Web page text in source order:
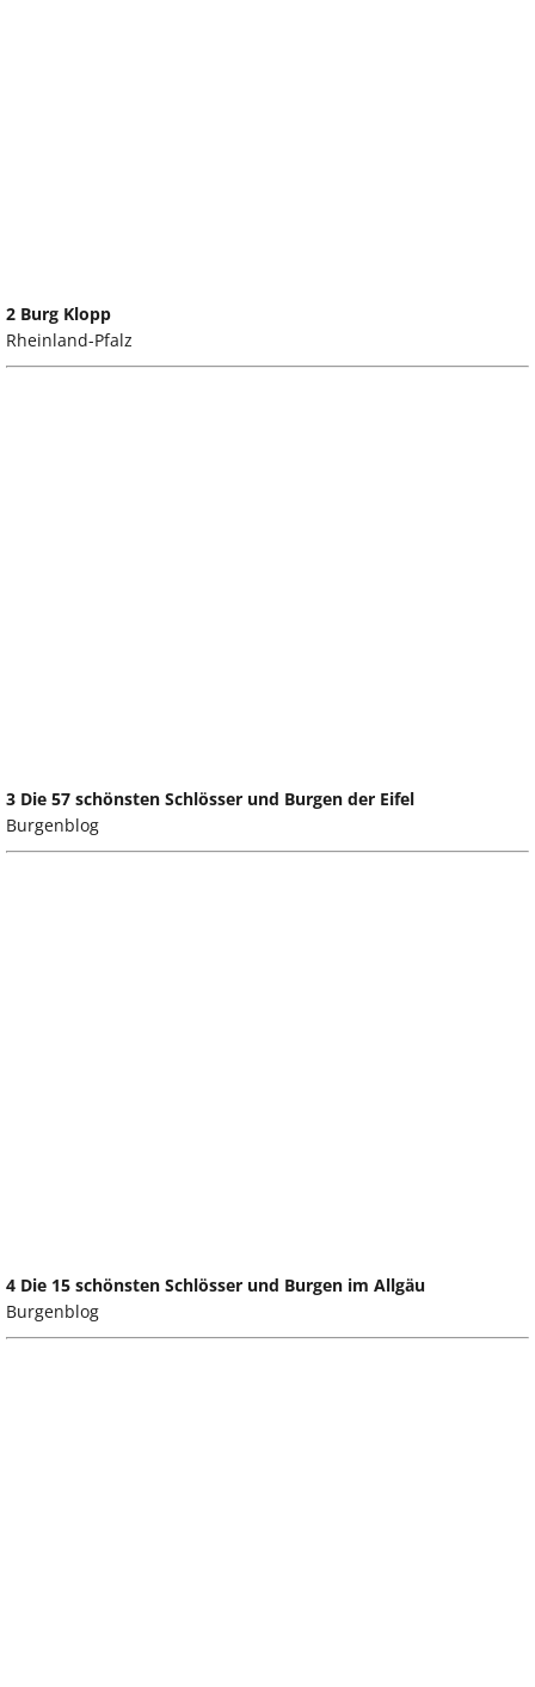
2 Burg Klopp
Rheinland-Pfalz
3 Die 57 schönsten Schlösser und Burgen der Eifel
Burgenblog
4 Die 15 schönsten Schlösser und Burgen im Allgäu
Burgenblog